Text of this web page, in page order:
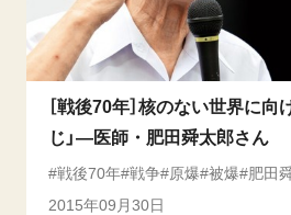
［戦後70年］核のない世界に
じ」―医師・肥田舜太郎さん
戦後70年 戦争 原爆 被爆
肥田
2015年09月30日